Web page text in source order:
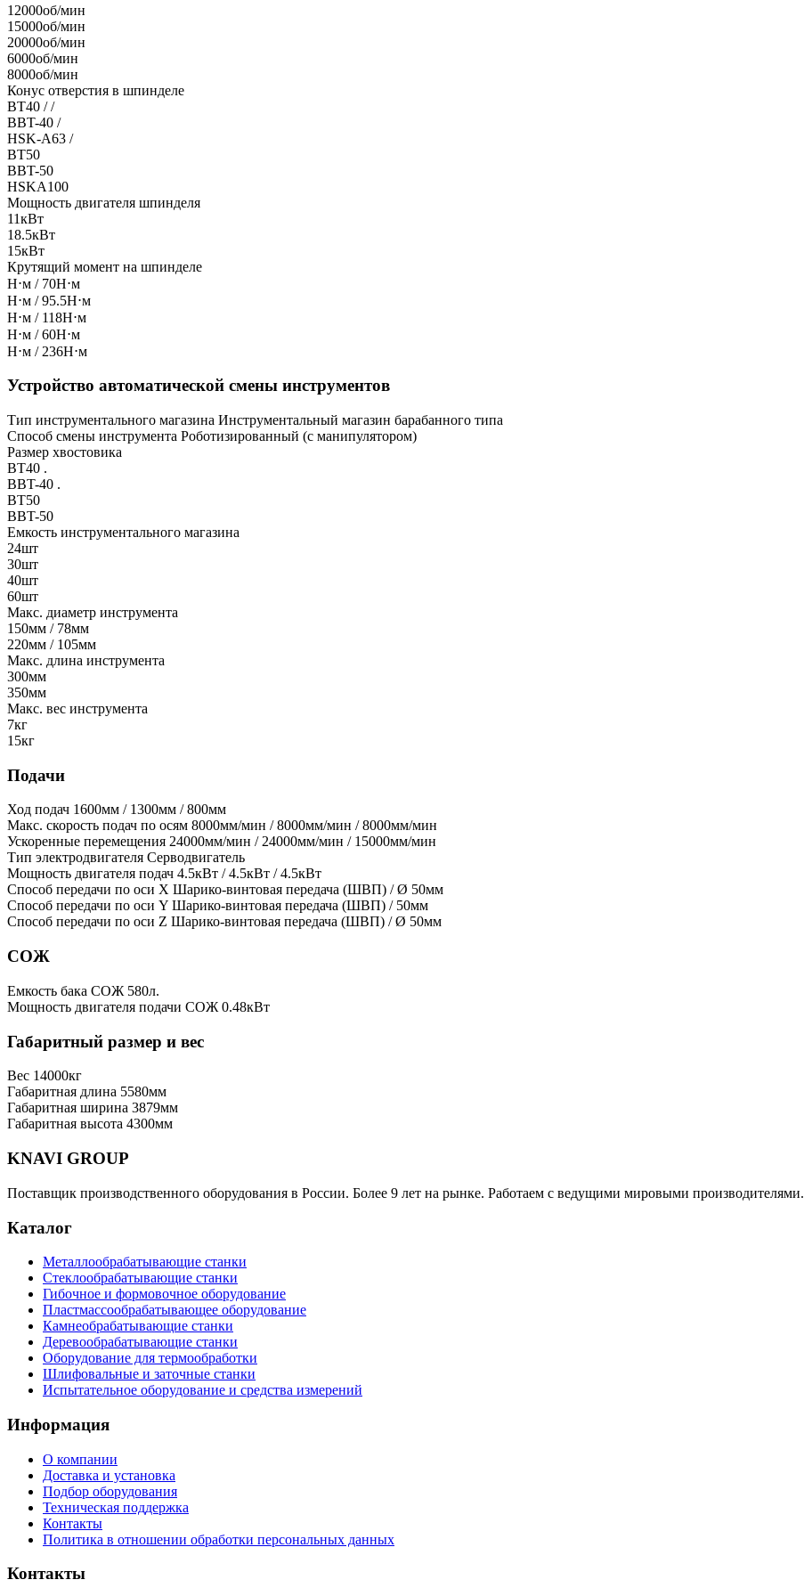
12000об/мин
15000об/мин
20000об/мин
6000об/мин
8000об/мин
Конус отверстия в шпинделе
BT40 / /
BBT-40 /
HSK-A63 /
BT50
BBT-50
HSKA100
Мощность двигателя шпинделя
11кВт
18.5кВт
15кВт
Крутящий момент на шпинделе
Н⋅м / 70Н⋅м
Н⋅м / 95.5Н⋅м
Н⋅м / 118Н⋅м
Н⋅м / 60Н⋅м
Н⋅м / 236Н⋅м
Устройство автоматической смены инструментов
Тип инструментального магазина Инструментальный магазин барабанного типа
Способ смены инструмента Роботизированный (с манипулятором)
Размер хвостовика
BT40 .
BBT-40 .
BT50
BBT-50
Емкость инструментального магазина
24шт
30шт
40шт
60шт
Макс. диаметр инструмента
150мм / 78мм
220мм / 105мм
Макс. длина инструмента
300мм
350мм
Макс. вес инструмента
7кг
15кг
Подачи
Ход подач 1600мм / 1300мм / 800мм
Макс. скорость подач по осям 8000мм/мин / 8000мм/мин / 8000мм/мин
Ускоренные перемещения 24000мм/мин / 24000мм/мин / 15000мм/мин
Тип электродвигателя Серводвигатель
Мощность двигателя подач 4.5кВт / 4.5кВт / 4.5кВт
Способ передачи по оси X Шарико-винтовая передача (ШВП) / Ø 50мм
Способ передачи по оси Y Шарико-винтовая передача (ШВП) / 50мм
Способ передачи по оси Z Шарико-винтовая передача (ШВП) / Ø 50мм
СОЖ
Емкость бака СОЖ 580л.
Мощность двигателя подачи СОЖ 0.48кВт
Габаритный размер и вес
Вес 14000кг
Габаритная длина 5580мм
Габаритная ширина 3879мм
Габаритная высота 4300мм
KNAVI GROUP
Поставщик производственного оборудования в России. Более 9 лет на рынке. Работаем с ведущими мировыми производителями.
Каталог
Металлообрабатывающие станки
Стеклообрабатывающие станки
Гибочное и формовочное оборудование
Пластмассообрабатывающее оборудование
Камнеобрабатывающие станки
Деревообрабатывающие станки
Оборудование для термообработки
Шлифовальные и заточные станки
Испытательное оборудование и средства измерений
Информация
О компании
Доставка и установка
Подбор оборудования
Техническая поддержка
Контакты
Политика в отношении обработки персональных данных
Контакты